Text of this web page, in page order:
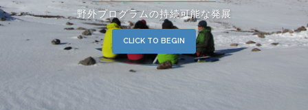
野外プログラムの持続可能な発展
CLICK TO BEGIN